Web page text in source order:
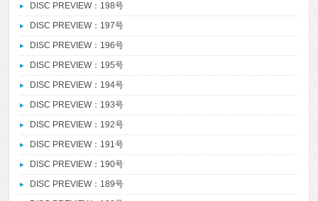
DISC PREVIEW：198号
DISC PREVIEW：197号
DISC PREVIEW：196号
DISC PREVIEW：195号
DISC PREVIEW：194号
DISC PREVIEW：193号
DISC PREVIEW：192号
DISC PREVIEW：191号
DISC PREVIEW：190号
DISC PREVIEW：189号